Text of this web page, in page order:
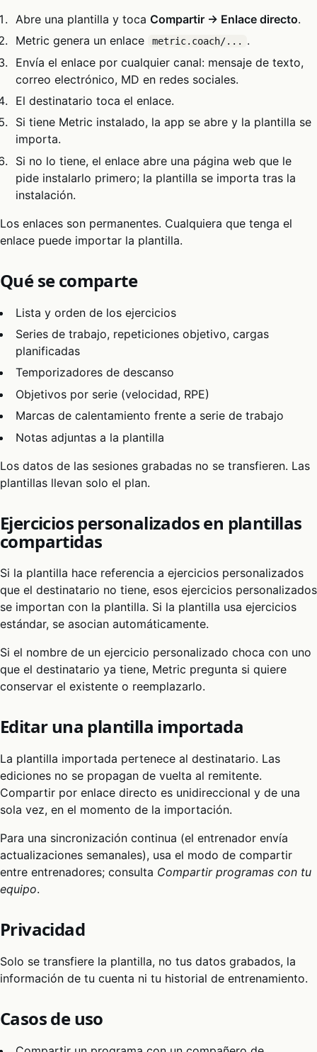
Abre una plantilla y tocaCompartir → Enlace directo.
Metric genera un enlace
metric.coach/...
.
Envía el enlace por cualquier canal: mensaje de texto,
correo electrónico, MD en redes sociales.
El destinatario toca el enlace.
Si tiene Metric instalado, la app se abre y la plantilla se
importa.
Si no lo tiene, el enlace abre una página web que le
pide instalarlo primero; la plantilla se importa tras la
instalación.
Los enlaces son permanentes. Cualquiera que tenga el
enlace puede importar la plantilla.
Qué se comparte
Lista y orden de los ejercicios
Series de trabajo, repeticiones objetivo, cargas
planificadas
Temporizadores de descanso
Objetivos por serie (velocidad, RPE)
Marcas de calentamiento frente a serie de trabajo
Notas adjuntas a la plantilla
Los datos de las sesiones grabadas no se transfieren. Las
plantillas llevan solo el plan.
Ejercicios personalizados en plantillas
compartidas
Si la plantilla hace referencia a ejercicios personalizados
que el destinatario no tiene, esos ejercicios personalizados
se importan con la plantilla. Si la plantilla usa ejercicios
estándar, se asocian automáticamente.
Si el nombre de un ejercicio personalizado choca con uno
que el destinatario ya tiene, Metric pregunta si quiere
conservar el existente o reemplazarlo.
Editar una plantilla importada
La plantilla importada pertenece al destinatario. Las
ediciones no se propagan de vuelta al remitente.
Compartir por enlace directo es unidireccional y de una
sola vez, en el momento de la importación.
Para una sincronización continua (el entrenador envía
actualizaciones semanales), usa el modo de compartir
entre entrenadores; consulta Compartir programas con tu
equipo.
Privacidad
Solo se transfiere la plantilla, no tus datos grabados, la
información de tu cuenta ni tu historial de entrenamiento.
Casos de uso